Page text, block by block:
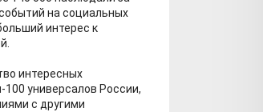
на социальных
интерес к
интересных
универсалов России,
с другими